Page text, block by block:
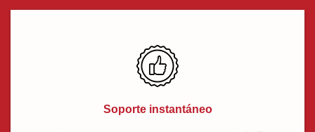
Soporte instantáneo